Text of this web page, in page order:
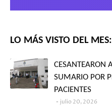
LO MÁS VISTO DEL MES:
CESANTEARON
SUMARIO POR
PACIENTES
julio 20, 2026